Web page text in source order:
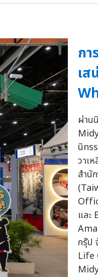
กา
เ
ผ่าน
นิทร
วาเ
สำนั
และ
กรุ๊ป
Life